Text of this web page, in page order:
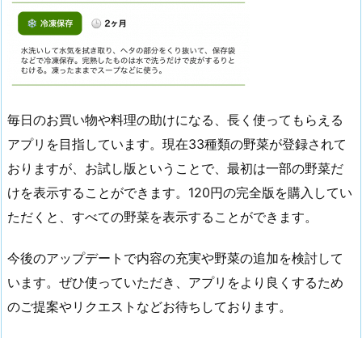
毎日のお買い物や料理の助けになる、長く使ってもらえる
アプリを目指しています。現在33種類の野菜が登録されて
おりますが、お試し版ということで、最初は一部の野菜だ
けを表示することができます。120円の完全版を購入してい
ただくと、すべての野菜を表示することができます。
今後のアップデートで内容の充実や野菜の追加を検討して
います。ぜひ使っていただき、アプリをより良くするため
のご提案やリクエストなどお待ちしております。